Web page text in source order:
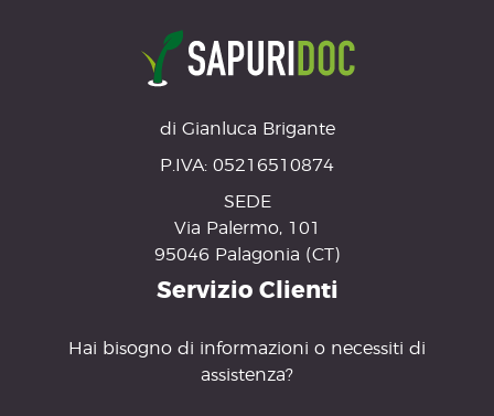
di Gianluca Brigante
P.IVA: 05216510874
SEDE
Via Palermo, 101
95046 Palagonia (CT)
Servizio Clienti
Hai bisogno di informazioni o necessiti di
assistenza?